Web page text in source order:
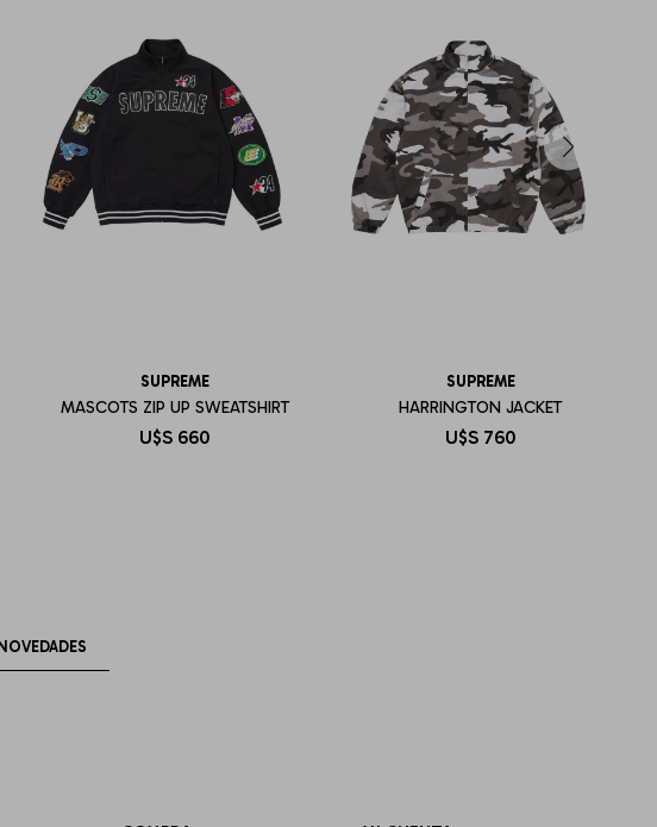
SUPREME
MASCOTS ZIP UP SWEATSHIRT
U$S 660
SUPREME
HARRINGTON JACKET
U$S 760